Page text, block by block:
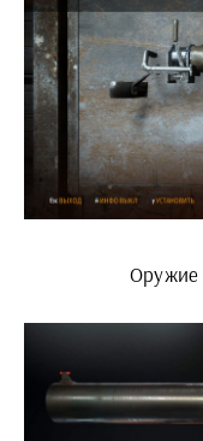
Оружие